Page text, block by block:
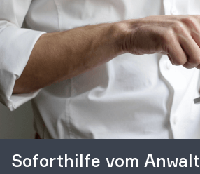
Soforthilfe vom Anwalt